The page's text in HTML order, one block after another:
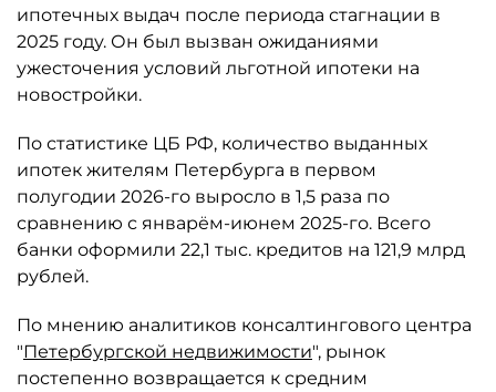
ипотечных выдач после периода стагнации в
2025 году. Он был вызван ожиданиями
ужесточения условий льготной ипотеки на
новостройки.
По статистике ЦБ РФ, количество выданных
ипотек жителям Петербурга в первом
полугодии 2026-го выросло в 1,5 раза по
сравнению с январём-июнем 2025-го. Всего
банки оформили 22,1 тыс. кредитов на 121,9 млрд
рублей.
По мнению аналитиков консалтингового центра
"Петербургской недвижимости", рынок
постепенно возвращается к средним